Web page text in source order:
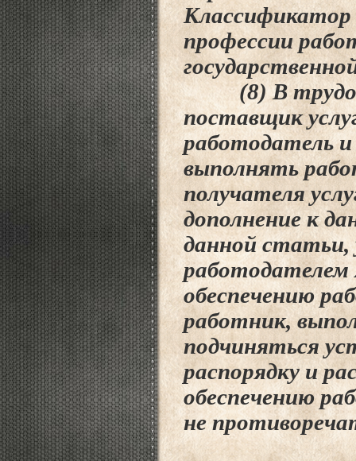
Классификатор
профессии
(8) В
поставщик
работодатель
выполнять
получателя
дополнение к
данной статьи,
работодателем
обеспечению
работник,
подчиняться
распорядку и
обеспечению
не